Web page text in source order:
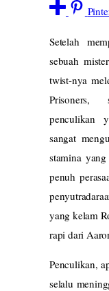
Setelah
sebuah
twist-nya
Prisoners,
penculikan
sangat
stamina
penuh
yang kelam
rapi dari
Penculikan,
selalu